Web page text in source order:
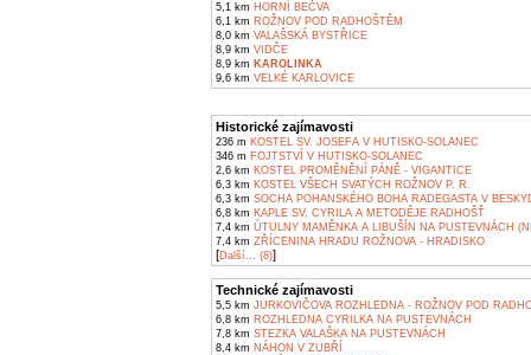
5,1 km HORNÍ BEČVA
6,1 km ROŽNOV POD RADHOŠTĚM
8,0 km VALAŠSKÁ BYSTŘICE
8,9 km VIDČE
8,9 km KAROLINKA
9,6 km VELKÉ KARLOVICE
Historické zajímavosti
236 m KOSTEL SV. JOSEFA V HUTISKO-SOLANEC
346 m FOJTSTVÍ V HUTISKO-SOLANEC
2,6 km KOSTEL PROMĚNĚNÍ PÁNĚ - VIGANTICE
6,3 km KOSTEL VŠECH SVATÝCH ROŽNOV P. R.
6,3 km SOCHA POHANSKÉHO BOHA RADEGASTA V
6,8 km KAPLE SV. CYRILA A METODĚJE RADHOŠŤ
7,4 km ÚTULNY MAMĚNKA A LIBUŠÍN NA PUSTEVNÁCH
7,4 km ZŘÍCENINA HRADU ROŽNOVA - HRADISKO
[Další... (8)]
Technické zajímavosti
5,5 km JURKOVIČOVA ROZHLEDNA - ROŽNOV POD
6,8 km ROZHLEDNA CYRILKA NA PUSTEVNÁCH
7,8 km STEZKA VALAŠKA NA PUSTEVNÁCH
8,4 km NÁHON V ZUBŘÍ